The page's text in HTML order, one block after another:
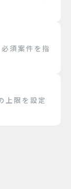
須案件を指
上限を設定